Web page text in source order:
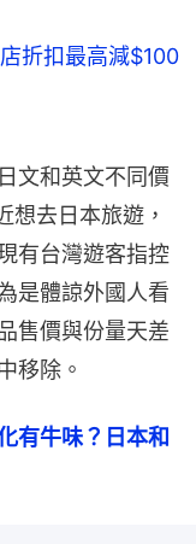
折扣最高減$100
文和英文不同價
去日本旅遊，
有台灣遊客指控
是體諒外國人看
售價與份量天差
移除。
有牛味？日本和